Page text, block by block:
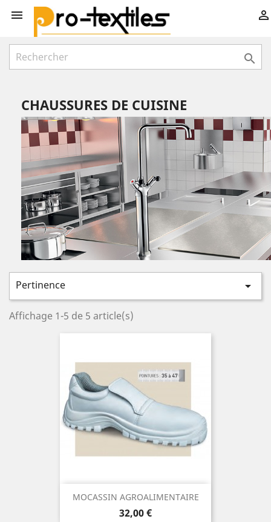
 

CHAUSSURES DE CUISINE
Pertinence 
Affichage 1-5 de 5 article(s)
MOCASSIN AGROALIMENTAIRE
Prix
32,00 €